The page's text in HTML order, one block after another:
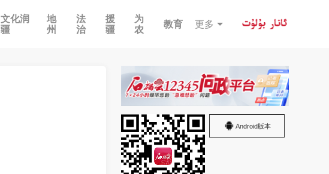
文化润
疆
地
州
法
治
援
疆
为
农
教育 更多
Android版本